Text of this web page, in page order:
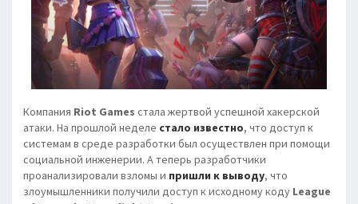
Компания Riot Games стала жертвой успешной хакерской
атаки. На прошлой неделе стало известно, что доступ к
системам в среде разработки был осуществлен при помощи
социальной инженерии. А теперь разработчики
проанализировали взломы и пришли к выводу, что
злоумышленники получили доступ к исходному коду League